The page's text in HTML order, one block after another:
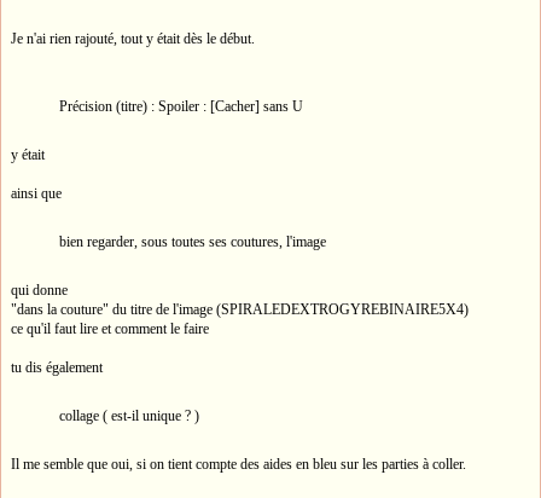
Je n'ai rien rajouté, tout y était dès le début.
Précision (titre) : Spoiler : [Cacher] sans U
y était
ainsi que
bien regarder, sous toutes ses coutures, l'image
qui donne
"dans la couture" du titre de l'image (SPIRALEDEXTROGYREBINAIRE5X4)
ce qu'il faut lire et comment le faire
tu dis également
collage ( est-il unique ? )
Il me semble que oui, si on tient compte des aides en bleu sur les parties à coller.